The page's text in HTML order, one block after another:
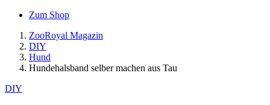
Zum Shop
ZooRoyal Magazin
DIY
Hund
Hundehalsband selber machen aus Tau
DIY